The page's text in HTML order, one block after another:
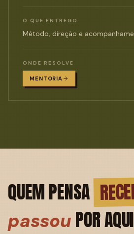
O QUE ENTREGO
Método, direção e
ONDE RESOLVE
MENTORIA
QUEM PENSA
passou POR